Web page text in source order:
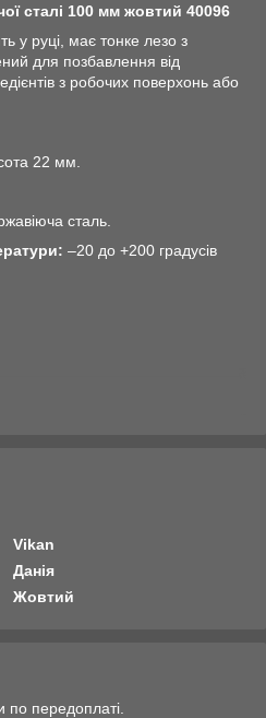
сталі 100 мм жовтий 40096
у руці, має тонке лезо з
для позбавлення від
з робочих поверхонь або
22 мм.
сталь.
–20 до +200 градусів
Vikan
Данія
Жовтий
по передоплаті.